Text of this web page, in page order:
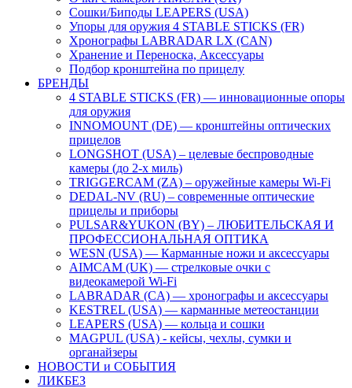
Сошки/Биподы LEAPERS (USA)
Упоры для оружия 4 STABLE STICKS (FR)
Хронографы LABRADAR LX (CAN)
Хранение и Переноска, Аксессуары
Подбор кронштейна по прицелу
БРЕНДЫ
4 STABLE STICKS (FR) — инновационные опоры
для оружия
INNOMOUNT (DE) — кронштейны оптических
прицелов
LONGSHOT (USA) – целевые беспроводные
камеры (до 2-х миль)
TRIGGERCAM (ZA) – оружейные камеры Wi-Fi
DEDAL-NV (RU) – современные оптические
прицелы и приборы
PULSAR&YUKON (BY) – ЛЮБИТЕЛЬСКАЯ И
ПРОФЕССИОНАЛЬНАЯ ОПТИКА
WESN (USA) — Карманные ножи и аксессуары
AIMCAM (UK) — стрелковые очки с
видеокамерой Wi-Fi
LABRADAR (CA) — хронографы и аксессуары
KESTREL (USA) — карманные метеостанции
LEAPERS (USA) — кольца и сошки
MAGPUL (USA) - кейсы, чехлы, сумки и
органайзеры
НОВОСТИ и СОБЫТИЯ
ЛИКБЕЗ